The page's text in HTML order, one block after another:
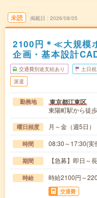
未読 掲載日 2026/08/05
2100円＊≪大規模
企画・基本設計
交通費別途支給あり 土日
派遣
勤務地 東京都江東区
東陽町駅から徒
曜日頻度 月～金（週5日
時間 08:30～17:30(
期間 【急募】即日～
時給 時給2100円～
交通費